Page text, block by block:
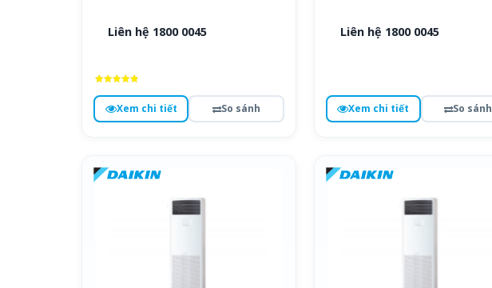
Liên hệ 1800 0045
hạng
4.9
5 saoXem chi tiết So sánh
Liên hệ 1800 0045
Xem chi tiết So sánh